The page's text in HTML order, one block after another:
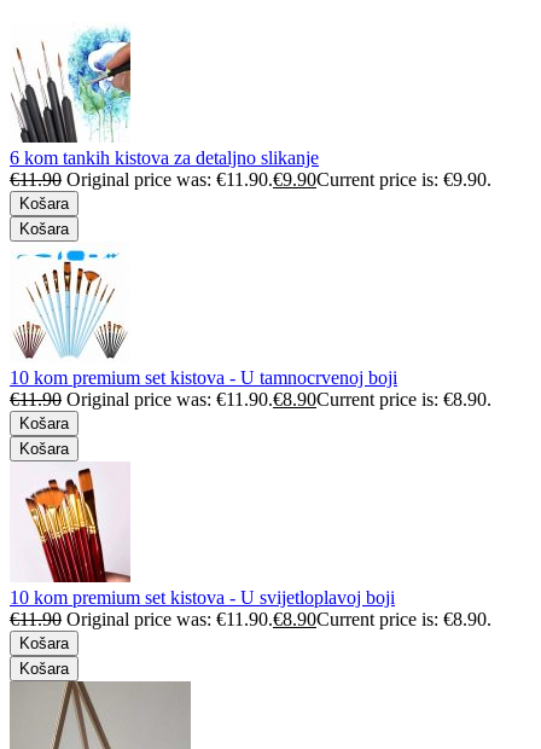
6 kom tankih kistova za detaljno slikanje
€11.90 Original price was: €11.90.€9.90Current price is: €9.90.
Košara
Košara
10 kom premium set kistova - U tamnocrvenoj boji
€11.90 Original price was: €11.90.€8.90Current price is: €8.90.
Košara
Košara
10 kom premium set kistova - U svijetloplavoj boji
€11.90 Original price was: €11.90.€8.90Current price is: €8.90.
Košara
Košara